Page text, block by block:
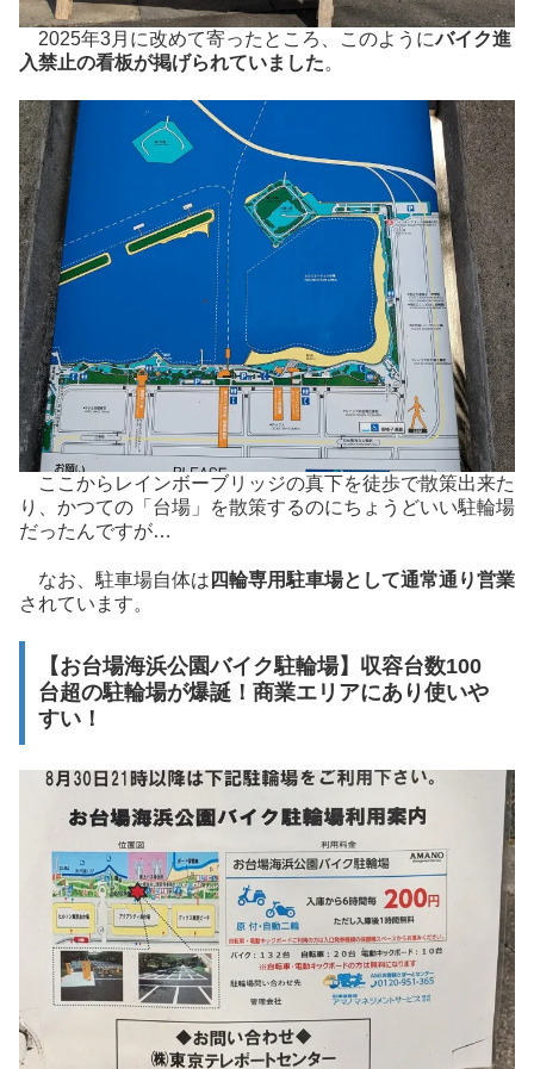
2025年3月に改めて寄ったところ、このようにバイク進
入禁止の看板が掲げられていました。
ここからレインボーブリッジの真下を徒歩で散策出来た
り、かつての「台場」を散策するのにちょうどいい駐輪場
だったんですが…
なお、駐車場自体は 四輪専用駐車場として通常通り営業
されています。
【お台場海浜公園バイク駐輪場】収容台数100
台超の駐輪場が爆誕！商業エリアにあり使いや
すい！